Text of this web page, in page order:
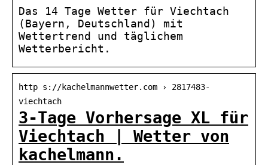
Das 14 Tage Wetter für Viechtach
(Bayern, Deutschland) mit
Wettertrend und täglichem
Wetterbericht.
http s://kachelmannwetter.com › 2817483-
viechtach
3-Tage Vorhersage XL für
Viechtach | Wetter von
kachelmann.